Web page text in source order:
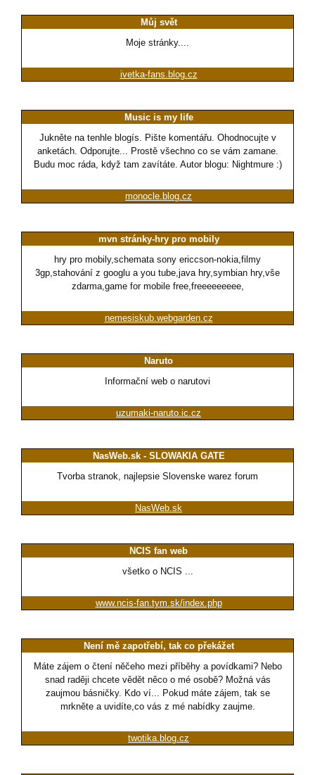
Můj svět
Moje stránky....
ivetka-fans.blog.cz
Music is my life
Jukněte na tenhle blogís. Pište komentářu. Ohodnocujte v
anketách. Odporujte... Prostě všechno co se vám zamane.
Budu moc ráda, když tam zavítáte. Autor blogu: Nightmure :)
monocle.blog.cz
mvn stránky-hry pro mobily
hry pro mobily,schemata sony ericcson-nokia,filmy
3gp,stahování z googlu a you tube,java hry,symbian hry,vše
zdarma,game for mobile free,freeeeeeeee,
nemesiskub.webgarden.cz
Naruto
Informační web o narutovi
uzumaki-naruto.ic.cz
NasWeb.sk - SLOWAKIA GATE
Tvorba stranok, najlepsie Slovenske warez forum
NasWeb.sk
NCIS fan web
všetko o NCIS ...
www.ncis-fan.tym.sk/index.php
Není mě zapotřebí, tak co překážet
Máte zájem o čtení něčeho mezi příběhy a povídkami? Nebo
snad raději chcete vědět něco o mé osobě? Možná vás
zaujmou básničky. Kdo ví... Pokud máte zájem, tak se
mrkněte a uvidíte,co vás z mé nabídky zaujme.
twotika.blog.cz